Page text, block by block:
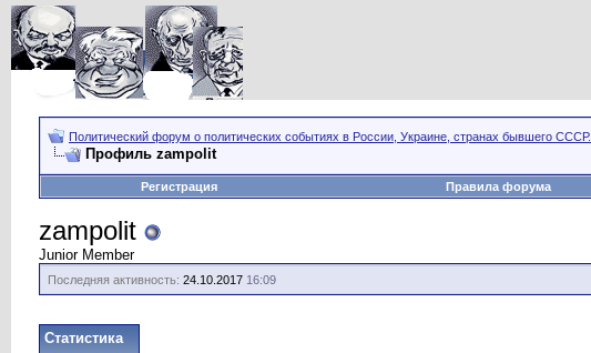
Политический форум о политических событиях в России, Украине, странах бывшего СССР.
Профиль zampolit
Регистрация Правила форума
zampolit
Junior Member
Последняя активность: 24.10.2017 16:09
Статистика